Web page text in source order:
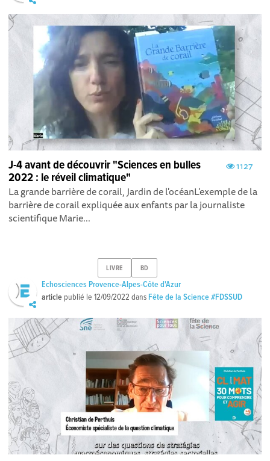
1127
J-4 avant de découvrir "Sciences en bulles
2022 : le réveil climatique"
La grande barrière de corail, Jardin de l'océanL'exemple de la
barrière de corail expliquée aux enfants par la journaliste
scientifique Marie...
LIVRE BD
Echosciences Provence-Alpes-Côte d'Azur
article publié le12/09/2022 dans Fête de la Science #FDSSUD